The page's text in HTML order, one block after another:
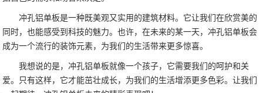
冲孔铝单板是一种既美观又实用的建筑材料。它让我们在欣赏美的
同时，也能感受到科技的魅力。也许，在未来的某一天，冲孔铝单板会
成为一个流行的装饰元素，为我们的生活带来更多惊喜。
我想说的是，冲孔铝单板就像一个孩子，它需要我们的呵护和关
爱。只有这样，它才能茁壮成长，为我们的生活增添更多色彩。让我们